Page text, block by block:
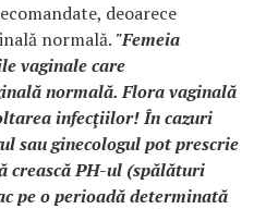
deoarece
normală. "Femeia
vaginale care
normală. Flora vaginală
infecţiilor! În cazuri
sau ginecologul pot prescrie
crească PH-ul (spălături
pe o perioadă determinată